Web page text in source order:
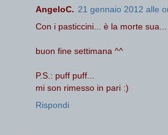
AngeloC. 21 gennaio 2012 alle
Con i pasticcini... è la morte sua...
buon fine settimana ^^
P.S.: puff puff...
mi son rimesso in pari :)
Rispondi